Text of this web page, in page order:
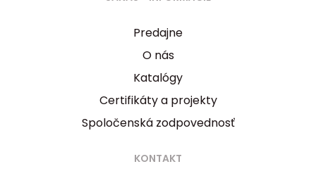
Predajne
O nás
Katalógy
Certifikáty a projekty
Spoločenská zodpovednosť
KONTAKT